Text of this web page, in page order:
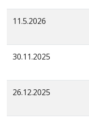
11.5.2026
30.11.2025
26.12.2025